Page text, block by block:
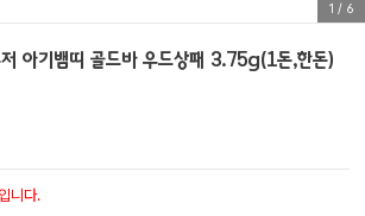
1 / 6
아기뱀띠 골드바 우드상패 3.75g(1돈,한돈)
니다.